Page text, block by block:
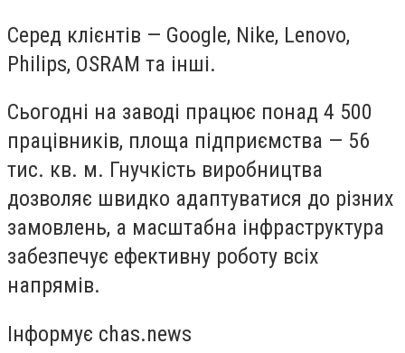
Серед клієнтів — Google, Nike, Lenovo,
Philips, OSRAM та інші.
Сьогодні на заводі працює понад 4 500
працівників, площа підприємства — 56
тис. кв. м. Гнучкість виробництва
дозволяє швидко адаптуватися до різних
замовлень, а масштабна інфраструктура
забезпечує ефективну роботу всіх
напрямів.
Інформує chas.news